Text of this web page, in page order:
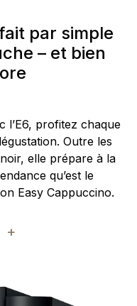
par simple
– et bien
l’E6, profitez chaque
Outre les
elle prépare à la
qu’est le
Easy Cappuccino.
+